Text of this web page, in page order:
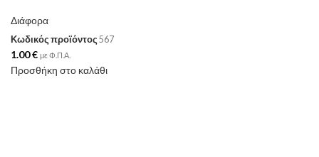
Διάφορα
Κωδικός προϊόντος 567
1.00€ με Φ.Π.Α.
Προσθήκη στο καλάθι